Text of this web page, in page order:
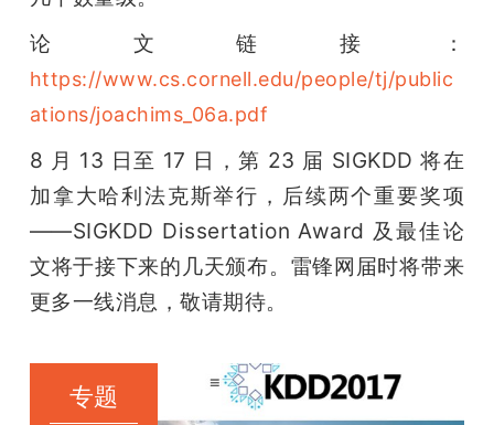
论文链接：
https://www.cs.cornell.edu/people/tj/public
ations/joachims_06a.pdf
8 月 13 日至 17 日，第 23 届 SIGKDD 将在
加拿大哈利法克斯举行，后续两个重要奖项
——SIGKDD Dissertation Award 及最佳论
文将于接下来的几天颁布。雷锋网届时将带来
更多一线消息，敬请期待。
专题